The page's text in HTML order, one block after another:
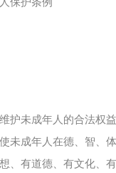
护未成年人的合法权
未成年人在德、智、
、有道德、有文化、